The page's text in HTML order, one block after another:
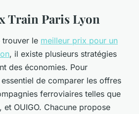
Train Paris Lyon
le meilleur prix pour un
, il existe plusieurs stratégies
des économies. Pour
de comparer les offres
ferroviaires telles que
et OUIGO. Chacune propose